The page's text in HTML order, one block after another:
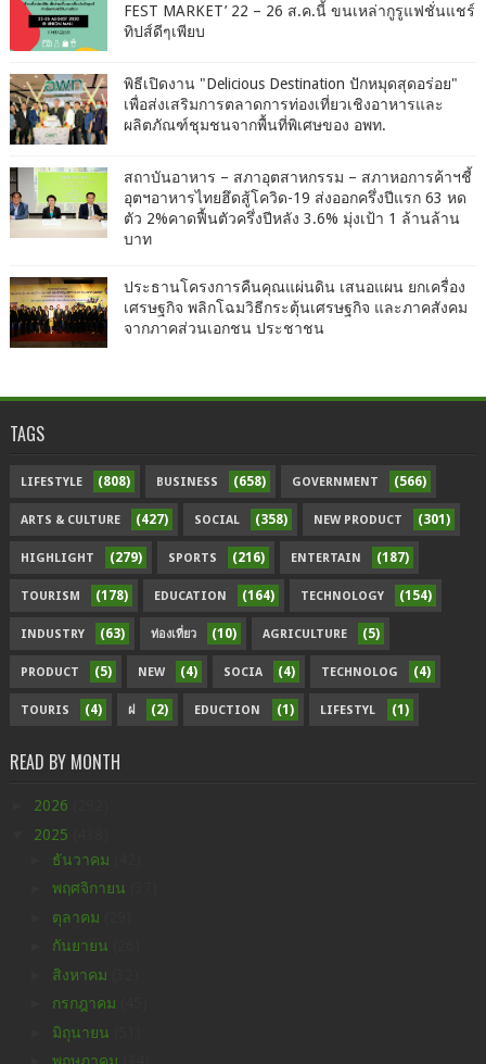
FEST MARKET’ 22 – 26 ส.ค.นี้ ขนเหล่ากูรูแฟชั่นแชร์
ทิปส์ดีๆเพียบ
พิธีเปิดงาน "Delicious Destination ปักหมุดสุดอร่อย"
เพื่อส่งเสริมการตลาดการท่องเที่ยวเชิงอาหารและ
ผลิตภัณฑ์ชุมชนจากพื้นที่พิเศษของ อพท.
สถาบันอาหาร – สภาอุตสาหกรรม – สภาหอการค้าฯชี้
อุตฯอาหารไทยฮึดสู้โควิด-19 ส่งออกครึ่งปีแรก 63 หด
ตัว 2%คาดฟื้นตัวครึ่งปีหลัง 3.6% มุ่งเป้า 1 ล้านล้าน
บาท
ประธานโครงการคืนคุณแผ่นดิน เสนอแผน ยกเครื่อง
เศรษฐกิจ พลิกโฉมวิธีกระตุ้นเศรษฐกิจ และภาคสังคม
จากภาคส่วนเอกชน ประชาชน
TAGS
LIFESTYLE (808) BUSINESS (658) GOVERNMENT (566)
ARTS & CULTURE (427) SOCIAL (358) NEW PRODUCT (301)
HIGHLIGHT (279) SPORTS (216) ENTERTAIN (187)
TOURISM (178) EDUCATION (164) TECHNOLOGY (154)
INDUSTRY (63) ท่องเที่ยว (10) AGRICULTURE (5)
PRODUCT (5) NEW (4) SOCIA (4) TECHNOLOG (4)
TOURIS (4) ฝ (2) EDUCTION (1) LIFESTYL (1)
READ BY MONTH
2026
2025
ธันวาคม
พฤศจิกายน
ตุลาคม
กันยายน
สิงหาคม
กรกฎาคม
มิถุนายน